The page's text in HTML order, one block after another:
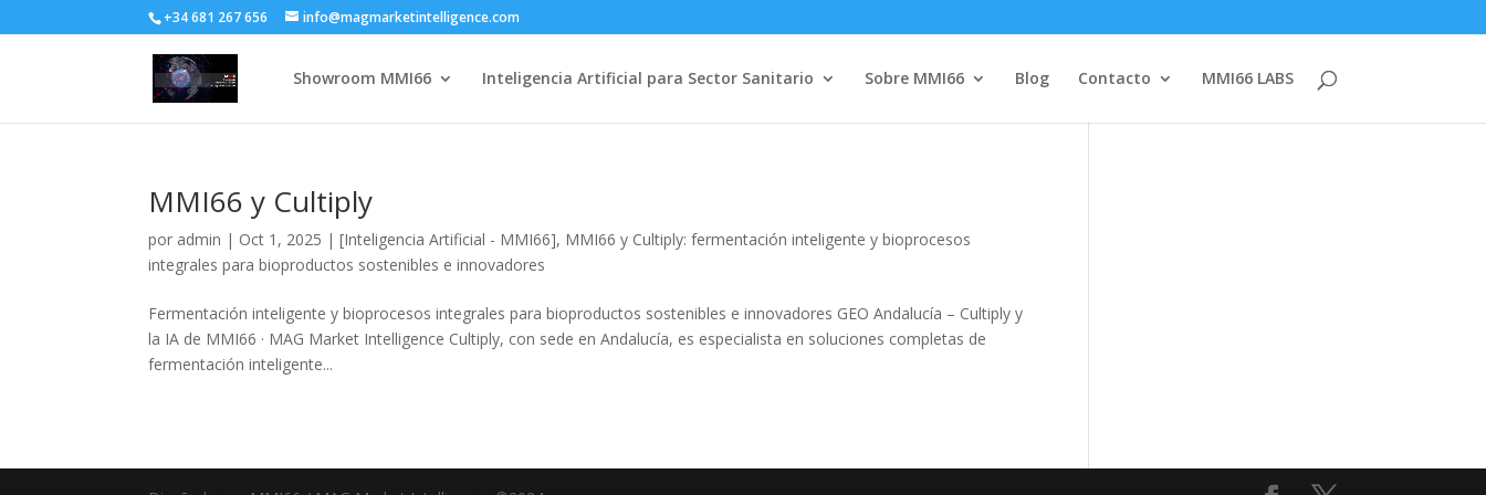
+34 681 267 656 info@magmarketintelligence.com
Showroom MMI66 Inteligencia Artificial para Sector Sanitario Sobre MMI66 Blog Contacto MMI66 LABS
MMI66 y Cultiply
por admin | Oct 1, 2025 |[Inteligencia Artificial - MMI66], MMI66 y Cultiply: fermentación inteligente y bioprocesos
integrales para bioproductos sostenibles e innovadores
Fermentación inteligente y bioprocesos integrales para bioproductos sostenibles e innovadores GEO Andalucía – Cultiply y
la IA de MMI66 · MAG Market Intelligence Cultiply, con sede en Andalucía, es especialista en soluciones completas de
fermentación inteligente...